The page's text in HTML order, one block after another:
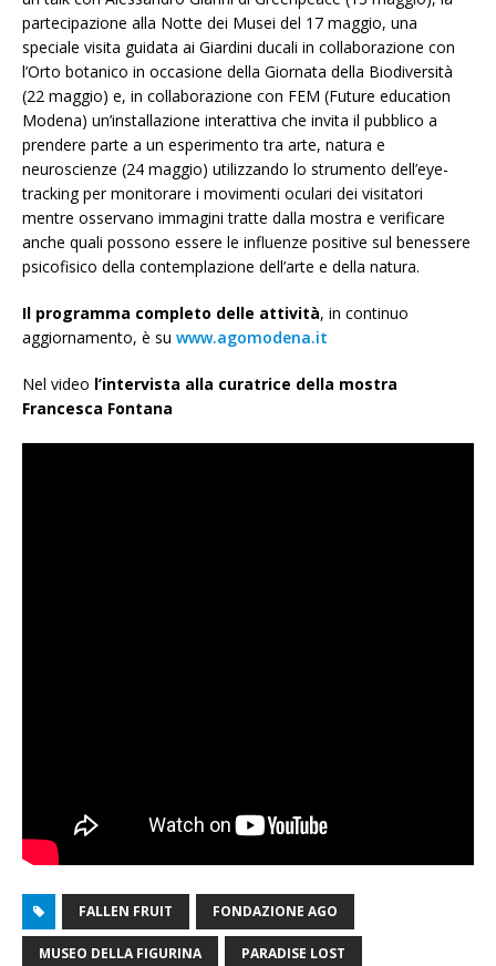
partecipazione alla Notte dei Musei del 17 maggio, una
speciale visita guidata ai Giardini ducali in collaborazione con
l’Orto botanico in occasione della Giornata della Biodiversità
(22 maggio) e, in collaborazione con FEM (Future education
Modena) un’installazione interattiva che invita il pubblico a
prendere parte a un esperimento tra arte, natura e
neuroscienze (24 maggio) utilizzando lo strumento dell’eye-
tracking per monitorare i movimenti oculari dei visitatori
mentre osservano immagini tratte dalla mostra e verificare
anche quali possono essere le influenze positive sul benessere
psicofisico della contemplazione dell’arte e della natura.
Il programma completo delle attività, in continuo
aggiornamento, è su www.agomodena.it
Nel video l’intervista alla curatrice della mostra
Francesca Fontana
FALLEN FRUIT FONDAZIONE AGO
MUSEO DELLA FIGURINA PARADISE LOST